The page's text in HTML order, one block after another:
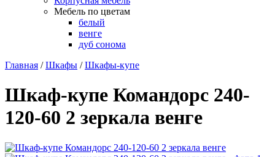
Мебель по цветам
белый
венге
дуб сонома
Главная / Шкафы / Шкафы-купе
Шкаф-купе Командорс 240-
120-60 2 зеркала венге